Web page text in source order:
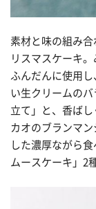
素材と味の組み
リスマスケーキ
ふんだんに使用
い生クリームの
立て」と、香ば
カオのブランマ
した濃厚ながら
ムースケーキ」2